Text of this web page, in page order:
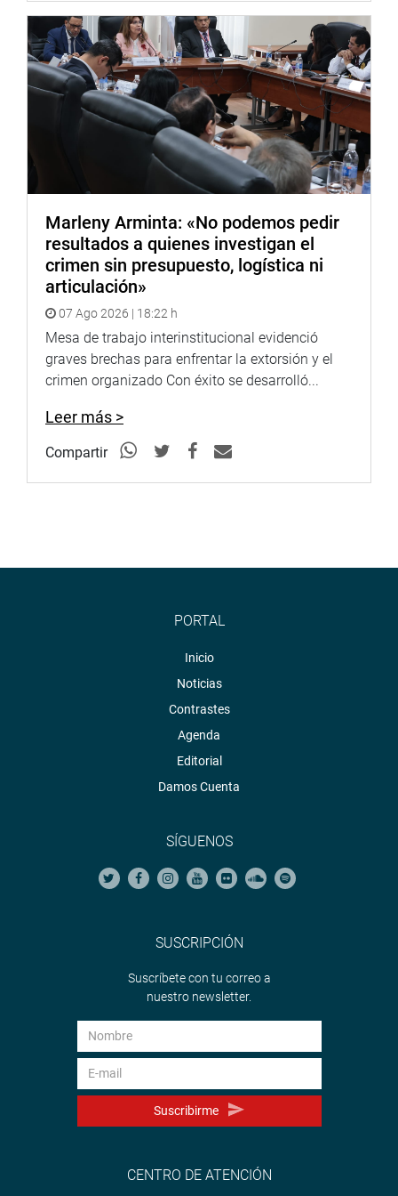
Lima, 22 de abril de 2022
DESPACHO CONGRESAL
Marleny Arminta: «No podemos pedir
resultados a quienes investigan el
crimen sin presupuesto, logística ni
articulación»
07 Ago 2026 | 18:22 h
Mesa de trabajo interinstitucional evidenció
graves brechas para enfrentar la extorsión y el
crimen organizado Con éxito se desarrolló...
Leer más >
Compartir
PORTAL
Inicio
Noticias
Contrastes
Agenda
Editorial
Damos Cuenta
SÍGUENOS
SUSCRIPCIÓN
Suscríbete con tu correo a
nuestro newsletter.
Suscribirme
CENTRO DE ATENCIÓN